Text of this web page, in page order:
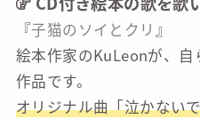
『子猫のソイとクリ 』
絵本作家のKuLeonが、
作品です。
オリジナル曲「泣かない